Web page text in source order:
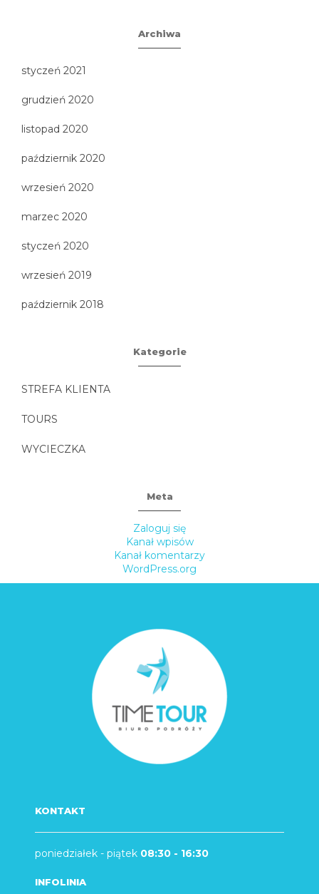
Archiwa
styczeń 2021
grudzień 2020
listopad 2020
październik 2020
wrzesień 2020
marzec 2020
styczeń 2020
wrzesień 2019
październik 2018
Kategorie
STREFA KLIENTA
TOURS
WYCIECZKA
Meta
Zaloguj się
Kanał wpisów
Kanał komentarzy
WordPress.org
KONTAKT
poniedziałek - piątek 08:30 - 16:30
INFOLINIA